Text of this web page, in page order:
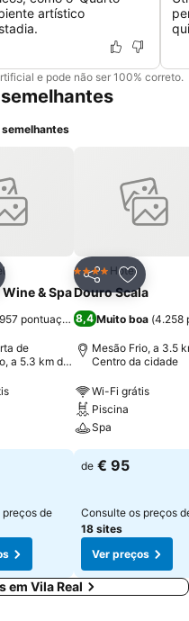
artístico
e pode não ser 100% correto.
aos favoritos
& Spa
pontuações)
de
a 5.3 km de
de
Partilhar
4 EstrelasHotel
Douro Scala
8,4Muito boa (4.258
Mesão Frio, a 3.5
Centro da cidade
Wi-Fi grátis
Piscina
Spa
de € 95
Consulte os preços
18 sites
Ver preços
em Vila Real